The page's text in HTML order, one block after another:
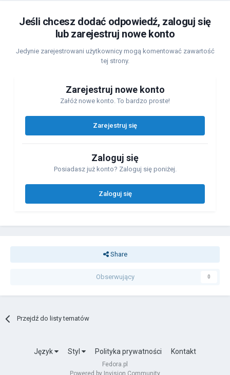
Jeśli chcesz dodać odpowiedź, zaloguj się
lub zarejestruj nowe konto
Jedynie zarejestrowani użytkownicy mogą komentować zawartość
tej strony.
Zarejestruj nowe konto
Załóż nowe konto. To bardzo proste!
Zarejestruj się
Zaloguj się
Posiadasz już konto? Zaloguj się poniżej.
Zaloguj się
Share
Obserwujący 0
Przejdź do listy tematów
Język Styl Polityka prywatności Kontakt
Fedora.pl